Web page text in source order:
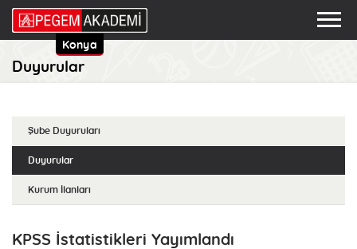
Konya
Duyurular
Şube Duyuruları
Duyurular
Kurum İlanları
KPSS İstatistikleri Yayımlandı